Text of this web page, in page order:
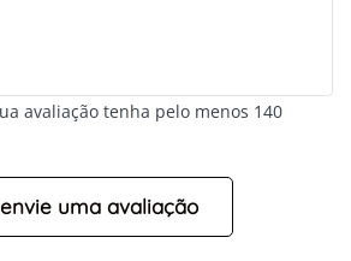
avaliação tenha pelo menos 140